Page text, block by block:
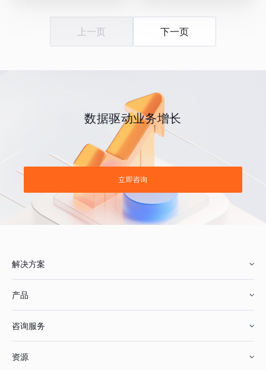
上一页 下一页
数据驱动业务增长
立即咨询
解决方案
鞋服行业
产品
咨询服务
资源